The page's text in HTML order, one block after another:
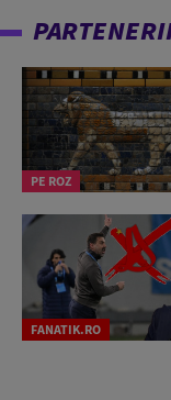
PE ROZ
FANATIK.RO